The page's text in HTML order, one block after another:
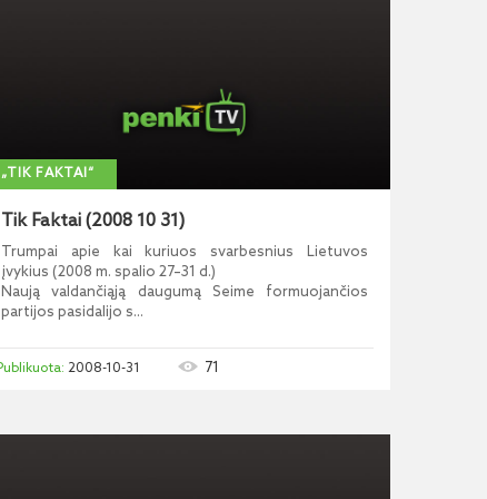
„TIK FAKTAI“
Tik Faktai (2008 10 31)
Trumpai apie kai kuriuos svarbesnius Lietuvos
įvykius (2008 m. spalio 27–31 d.)
Naują valdančiąją daugumą Seime formuojančios
partijos pasidalijo s...
2008-10-31 71